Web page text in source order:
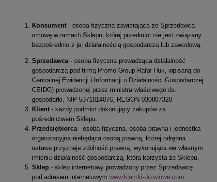
Konsument - osoba fizyczna zawierająca ze Sprzedawcą
umowę w ramach Sklepu, której przedmiot nie jest związany
bezpośrednio z jej działalnością gospodarczą lub zawodową.
Sprzedawca - osoba fizyczna prowadząca działalność
gospodarczą pod firmą Promo Group Rafał Huk, wpisaną do
Centralnej Ewidencji i Informacji o Działalności Gospodarczej
CEIDG) prowadzonej przez ministra właściwego ds.
gospodarki, NIP 5371814076, REGON 030807328
Klient - każdy podmiot dokonujący zakupów za
pośrednictwem Sklepu.
Przedsiębiorca - osoba fizyczna, osoba prawna i jednostka
organizacyjna niebędąca osobą prawną, której odrębna
ustawa przyznaje zdolność prawną, wykonująca we własnym
imieniu działalność gospodarczą, która korzysta ze Sklepu.
Sklep - sklep internetowy prowadzony przez Sprzedawcę
pod adresem internetowym www.klamki-drzwiowe.com